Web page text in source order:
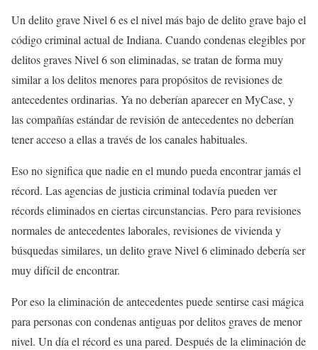
Un delito grave Nivel 6 es el nivel más bajo de delito grave bajo el
código criminal actual de Indiana. Cuando condenas elegibles por
delitos graves Nivel 6 son eliminadas, se tratan de forma muy
similar a los delitos menores para propósitos de revisiones de
antecedentes ordinarias. Ya no deberían aparecer en MyCase, y
las compañías estándar de revisión de antecedentes no deberían
tener acceso a ellas a través de los canales habituales.
Eso no significa que nadie en el mundo pueda encontrar jamás el
récord. Las agencias de justicia criminal todavía pueden ver
récords eliminados en ciertas circunstancias. Pero para revisiones
normales de antecedentes laborales, revisiones de vivienda y
búsquedas similares, un delito grave Nivel 6 eliminado debería ser
muy difícil de encontrar.
Por eso la eliminación de antecedentes puede sentirse casi mágica
para personas con condenas antiguas por delitos graves de menor
nivel. Un día el récord es una pared. Después de la eliminación de